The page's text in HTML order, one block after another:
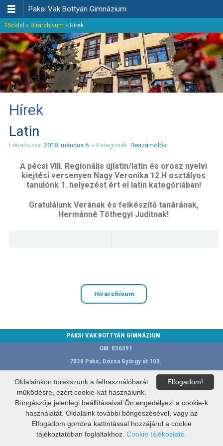
 Paksi Vak Bottyán Gimnázium
Főoldal » Hírarchívum » Hírek
Hírek
Latin
Létrehozva: 2018. március 6. » Kategóriák: Beszámolók
A pécsi VIII. Regionális újlatin/latin és orosz nyelvi
kiejtési versenyen Nagy Veronika 12.H osztályos
tanulónk 1. helyezést ért el latin kategóriában!
Gratulálunk Verának és felkészítő tanárának,
Hermánné Tóthegyi Juditnak!
Hírarchívum
PAKSI VAK BOTTYÁN GIMNÁZIUM
OM: 036391
7030 Paks, Dózsa György út 103.
Govern-Soft Kft.
Elfogadom!
Oldalainkon törekszünk a felhasználóbarát
működésre, ezért cookie-kat használunk.
Böngészője jelenlegi beállításaival Ön engedélyezi a cookie-k
használatát. Oldalaink további böngészésével, vagy az
Elfogadom gombra kattintással hozzájárul a cookie
tájékoztatóban foglaltakhoz. Cookie tájékoztató.